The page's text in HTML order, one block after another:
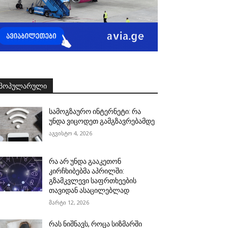
სამოგზაურო ინტერნეტი: რა
უნდა ვიცოდეთ გამგზავრებამდე
აგვისტო 4, 2026
რა არ უნდა გააკეთონ
კირჩხიბებმა აპრილში:
გზამკვლევი საფრთხეების
თავიდან ასაცილებლად
მარტი 12, 2026
რას ნიშნავს, როცა სიზმარში